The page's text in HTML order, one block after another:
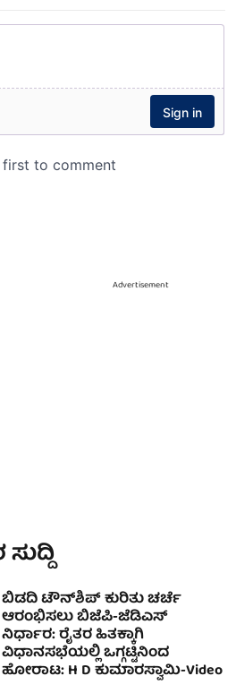
Advertisement
ಬಿಡದಿ ಟೌನ್‌ಶಿಪ್ ಕುರಿತು ಚರ್ಚೆ
ಆರಂಭಿಸಲು ಬಿಜೆಪಿ-ಜೆಡಿಎಸ್
ನಿರ್ಧಾರ: ರೈತರ ಹಿತಕ್ಕಾಗಿ
ವಿಧಾನಸಭೆಯಲ್ಲಿ ಒಗ್ಗಟ್ಟಿನಿಂದ
ಹೋರಾಟ: H D ಕುಮಾರಸ್ವಾಮಿ-Video